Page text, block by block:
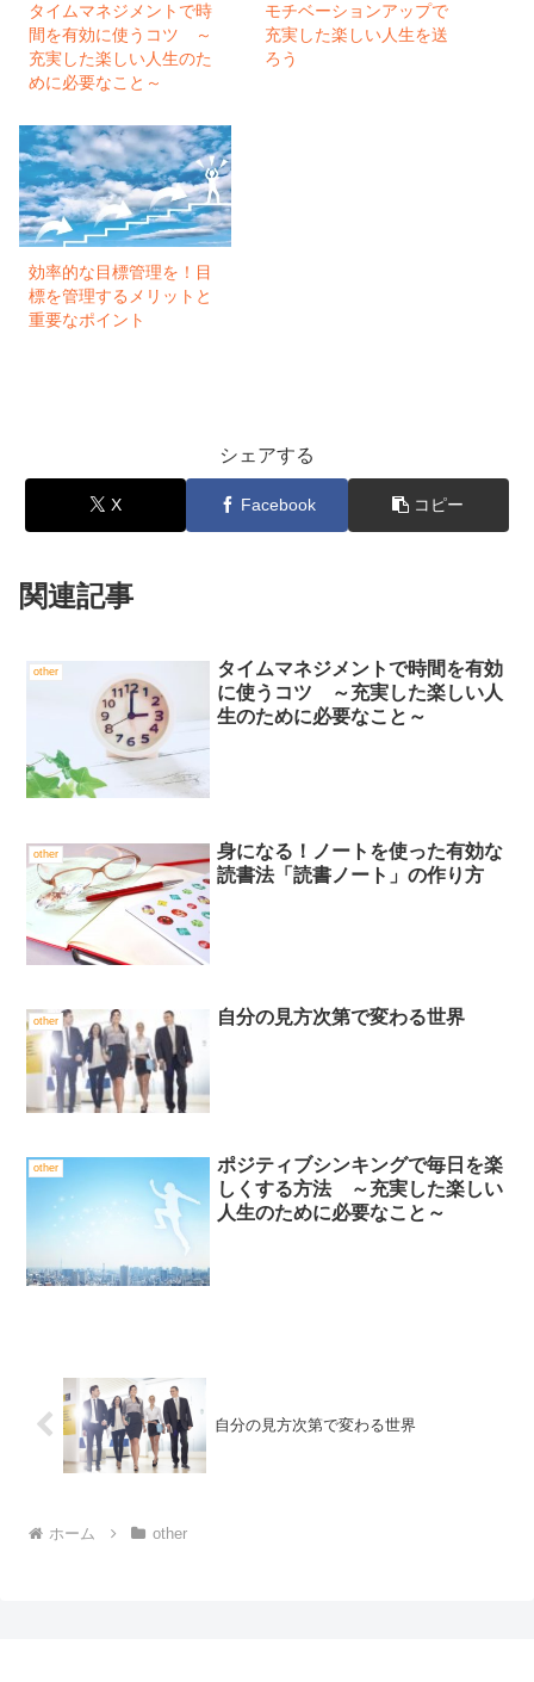
タイムマネジメントで時
間を有効に使うコツ ～
充実した楽しい人生のた
めに必要なこと～
モチベーションアップで
充実した楽しい人生を送
ろう
効率的な目標管理を！目
標を管理するメリットと
重要なポイント
シェアする
X Facebook コピー
関連記事
other
タイムマネジメントで時間を有効
に使うコツ ～充実した楽しい人
生のために必要なこと～
other
身になる！ノートを使った有効な
読書法「読書ノート」の作り方
other 自分の見方次第で変わる世界
other
ポジティブシンキングで毎日を楽
しくする方法 ～充実した楽しい
人生のために必要なこと～
自分の見方次第で変わる世界
ホーム other